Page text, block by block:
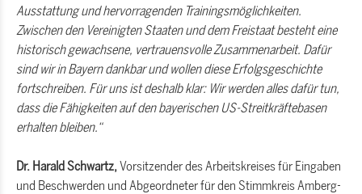
Ausstattung und hervorragenden Trainingsmöglichkeiten.
Zwischen den Vereinigten Staaten und dem Freistaat besteht eine
historisch gewachsene, vertrauensvolle Zusammenarbeit. Dafür
sind wir in Bayern dankbar und wollen diese Erfolgsgeschichte
fortschreiben. Für uns ist deshalb klar: Wir werden alles dafür tun,
dass die Fähigkeiten auf den bayerischen US-Streitkräftebasen
erhalten bleiben.“
Dr. Harald Schwartz,Vorsitzender des Arbeitskreises für Eingaben
und Beschwerden und Abgeordneter für den Stimmkreis Amberg-